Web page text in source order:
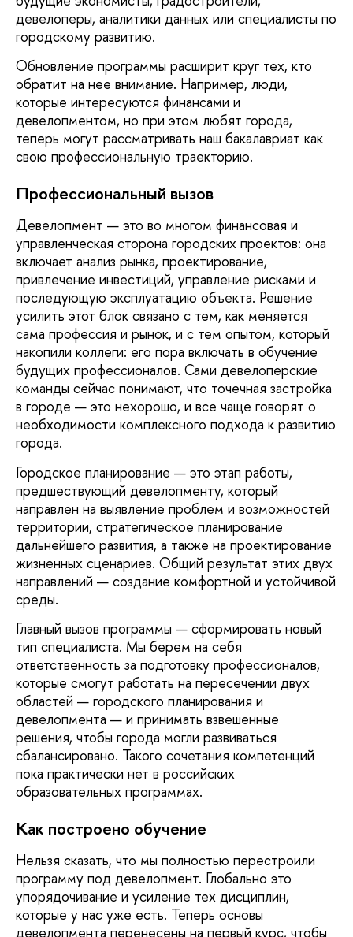
девелоперы, аналитики данных или специалисты по
городскому развитию.
Обновление программы расширит круг тех, кто
обратит на нее внимание. Например, люди,
которые интересуются финансами и
девелопментом, но при этом любят города,
теперь могут рассматривать наш бакалавриат как
свою профессиональную траекторию.
Профессиональный вызов
Девелопмент — это во многом финансовая и
управленческая сторона городских проектов: она
включает анализ рынка, проектирование,
привлечение инвестиций, управление рисками и
последующую эксплуатацию объекта. Решение
усилить этот блок связано с тем, как меняется
сама профессия и рынок, и с тем опытом, который
накопили коллеги: его пора включать в обучение
будущих профессионалов. Сами девелоперские
команды сейчас понимают, что точечная застройка
в городе — это нехорошо, и все чаще говорят о
необходимости комплексного подхода к развитию
города.
Городское планирование — это этап работы,
предшествующий девелопменту, который
направлен на выявление проблем и возможностей
территории, стратегическое планирование
дальнейшего развития, а также на проектирование
жизненных сценариев. Общий результат этих двух
направлений — создание комфортной и устойчивой
среды.
Главный вызов программы — сформировать новый
тип специалиста. Мы берем на себя
ответственность за подготовку профессионалов,
которые смогут работать на пересечении двух
областей — городского планирования и
девелопмента — и принимать взвешенные
решения, чтобы города могли развиваться
сбалансировано. Такого сочетания компетенций
пока практически нет в российских
образовательных программах.
Как построено обучение
Нельзя сказать, что мы полностью перестроили
программу под девелопмент. Глобально это
упорядочивание и усиление тех дисциплин,
которые у нас уже есть. Теперь основы
девелопмента перенесены на первый курс, чтобы